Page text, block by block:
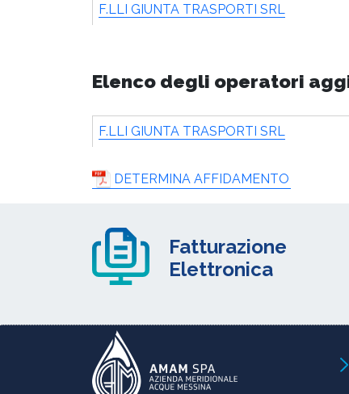
F.LLI GIUNTA TRASPORTI SRL
Elenco degli operatori
F.LLI GIUNTA TRASPORTI SRL
DETERMINA AFFIDAMENTO
Fatturazione
Elettronica